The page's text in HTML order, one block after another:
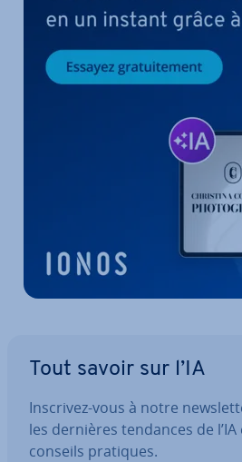
Tout savoir sur l’IA
Inscrivez-vous à notre
les dernières tendances de
conseils pratiques.